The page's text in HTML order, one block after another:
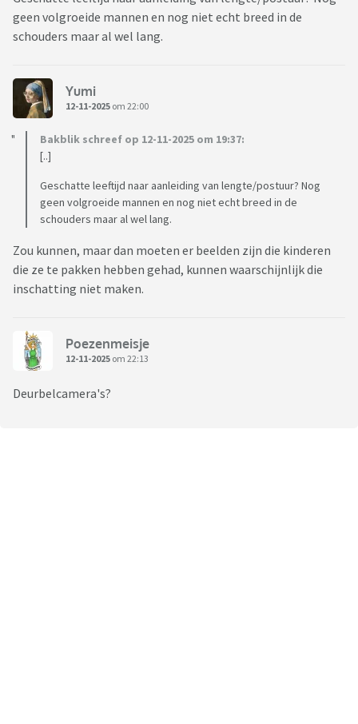
geen volgroeide mannen en nog niet echt breed in de
schouders maar al wel lang.
Yumi
12-11-2025 om 22:00
Bakblik schreef op 12-11-2025 om 19:37:
[..]
Geschatte leeftijd naar aanleiding van lengte/postuur? Nog
geen volgroeide mannen en nog niet echt breed in de
schouders maar al wel lang.
Zou kunnen, maar dan moeten er beelden zijn die kinderen
die ze te pakken hebben gehad, kunnen waarschijnlijk die
inschatting niet maken.
Poezenmeisje
12-11-2025 om 22:13
Deurbelcamera's?